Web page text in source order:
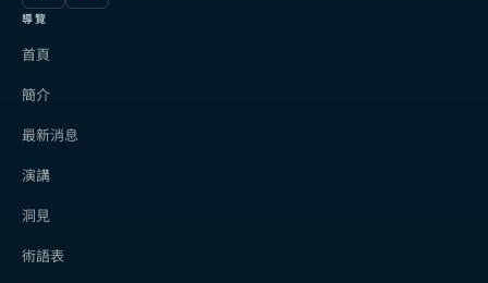
導覽
首頁
簡介
最新消息
演講
洞見
術語表